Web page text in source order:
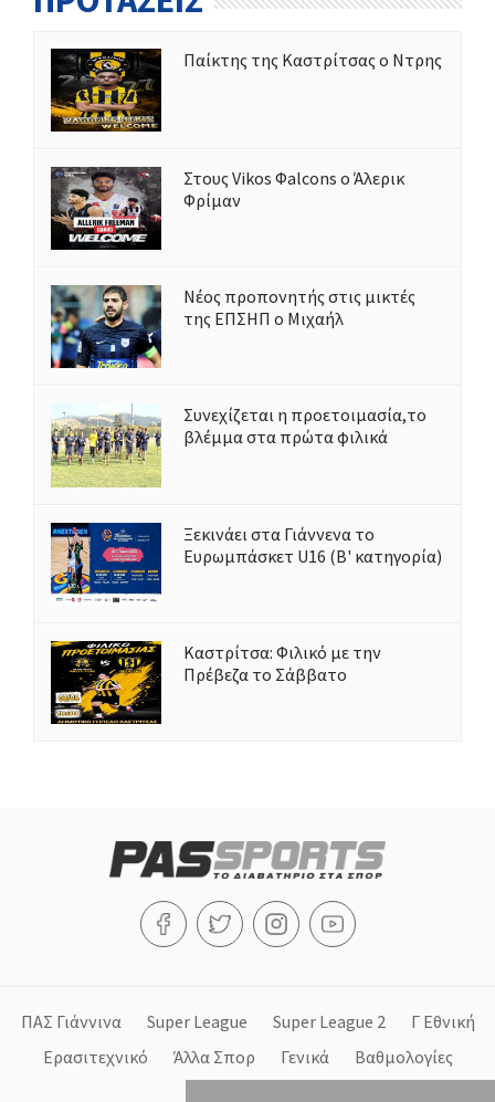
Παίκτης της Καστρίτσας ο Ντρης
Στους Vikos Φalcons ο Άλερικ
Φρίμαν
Νέος προπονητής στις μικτές
της ΕΠΣΗΠ ο Μιχαήλ
Συνεχίζεται η προετοιμασία,το
βλέμμα στα πρώτα φιλικά
Ξεκινάει στα Γιάννενα το
Ευρωμπάσκετ U16 (Β' κατηγορία)
Καστρίτσα: Φιλικό με την
Πρέβεζα το Σάββατο
ΠΑΣ Γιάννινα Super League Super League 2
Γ Εθνική
Ερασιτεχνικό
Άλλα Σπορ Γενικά
Βαθμολογίες